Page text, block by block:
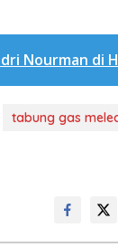
Nourman di
tabung gas